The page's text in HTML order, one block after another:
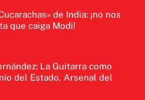
de India: ¡no nos
que caiga Modi!
La Guitarra como
del Estado, Arsenal del